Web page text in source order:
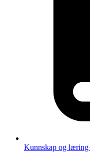
Kunnskap og læring